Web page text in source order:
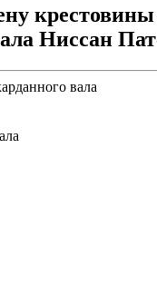
крестовины
Ниссан
вала